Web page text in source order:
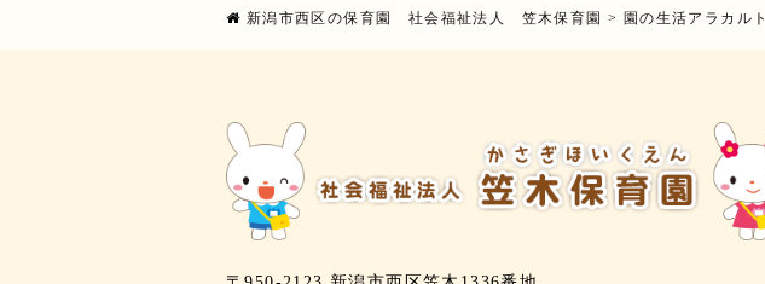
新潟市西区の保育園 社会福祉法人 笠木保育園 > 園の生活アラカルト